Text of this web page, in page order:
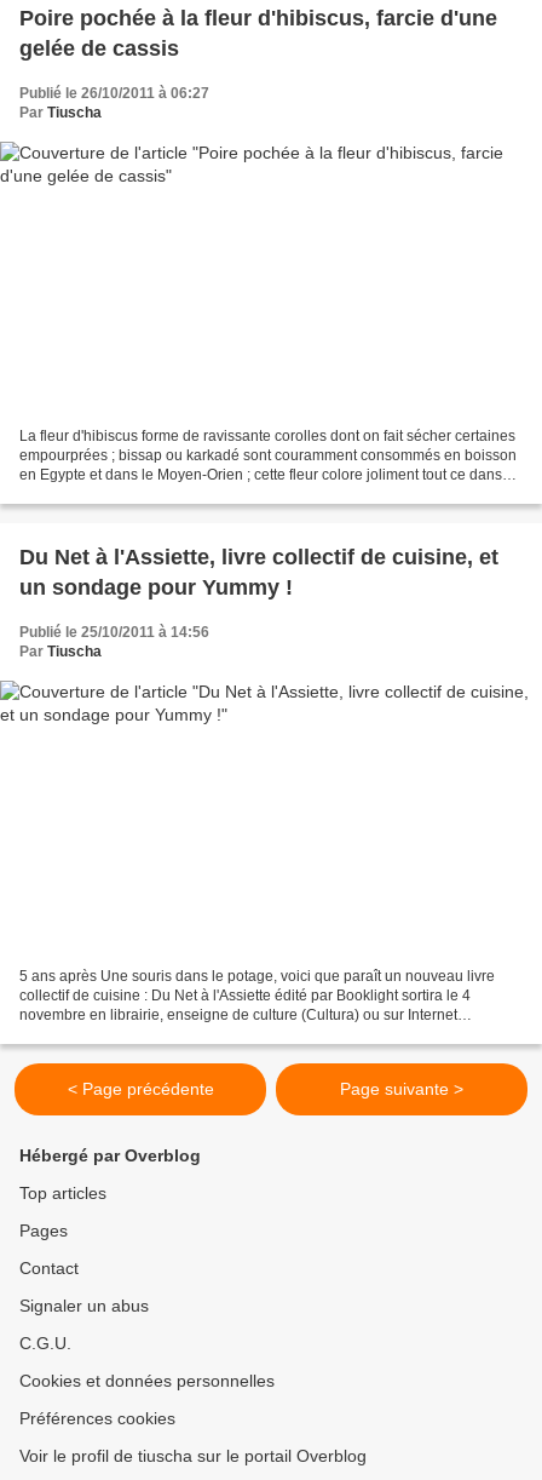
Poire pochée à la fleur d'hibiscus, farcie d'une
gelée de cassis
Publié le 26/10/2011 à 06:27
Par Tiuscha
La fleur d'hibiscus forme de ravissante corolles dont on fait sécher certaines
empourprées ; bissap ou karkadé sont couramment consommés en boisson
en Egypte et dans le Moyen-Orien ; cette fleur colore joliment tout ce dans
Du Net à l'Assiette, livre collectif de cuisine, et
un sondage pour Yummy !
Publié le 25/10/2011 à 14:56
Par Tiuscha
5 ans après Une souris dans le potage, voici que paraît un nouveau livre
collectif de cuisine : Du Net à l'Assiette édité par Booklight sortira le 4
novembre en librairie, enseigne de culture (Cultura) ou sur Internet
< Page précédente Page suivante >
Hébergé par Overblog
Top articles
Pages
Contact
Signaler un abus
C.G.U.
Cookies et données personnelles
Préférences cookies
Voir le profil de tiuscha sur le portail Overblog